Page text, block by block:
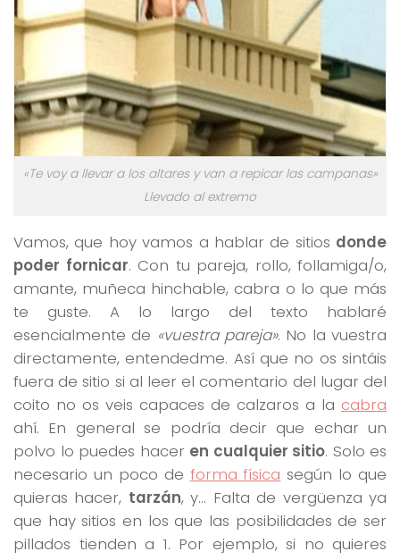
«Te voy a llevar a los altares y van a repicar las campanas»
Llevado al extremo
Vamos, que hoy vamos a hablar de sitios donde
poder fornicar. Con tu pareja, rollo, follamiga/o,
amante, muñeca hinchable, cabra o lo que más
te guste. A lo largo del texto hablaré
esencialmente de «vuestra pareja». No la vuestra
directamente, entendedme. Así que no os sintáis
fuera de sitio si al leer el comentario del lugar del
coito no os veis capaces de calzaros a la cabra
ahí. En general se podría decir que echar un
polvo lo puedes hacer en cualquier sitio. Solo es
necesario un poco de forma física según lo que
quieras hacer, tarzán, y… Falta de vergüenza ya
que hay sitios en los que las posibilidades de ser
pillados tienden a 1. Por ejemplo, si no quieres